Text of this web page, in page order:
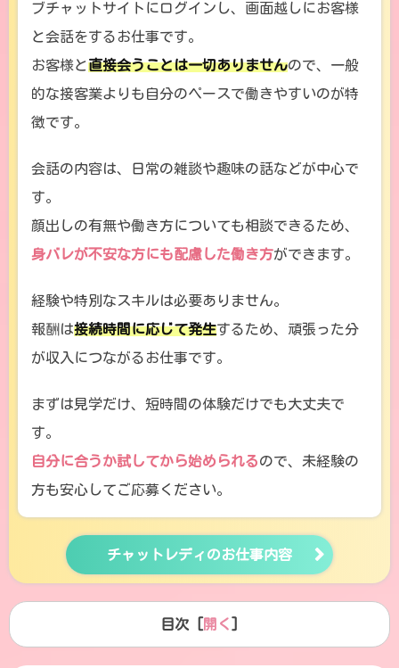
ブチャットサイトにログインし、画面越しにお客様
と会話をするお仕事です。
お客様と直接会うことは一切ありませんので、一般
的な接客業よりも自分のペースで働きやすいのが特
徴です。
会話の内容は、日常の雑談や趣味の話などが中心で
す。
顔出しの有無や働き方についても相談できるため、
身バレが不安な方にも配慮した働き方ができます。
経験や特別なスキルは必要ありません。
報酬は接続時間に応じて発生するため、頑張った分
が収入につながるお仕事です。
まずは見学だけ、短時間の体験だけでも大丈夫で
す。
自分に合うか試してから始められるので、未経験の
方も安心してご応募ください。
チャットレディのお仕事内容
目次 [ 開く